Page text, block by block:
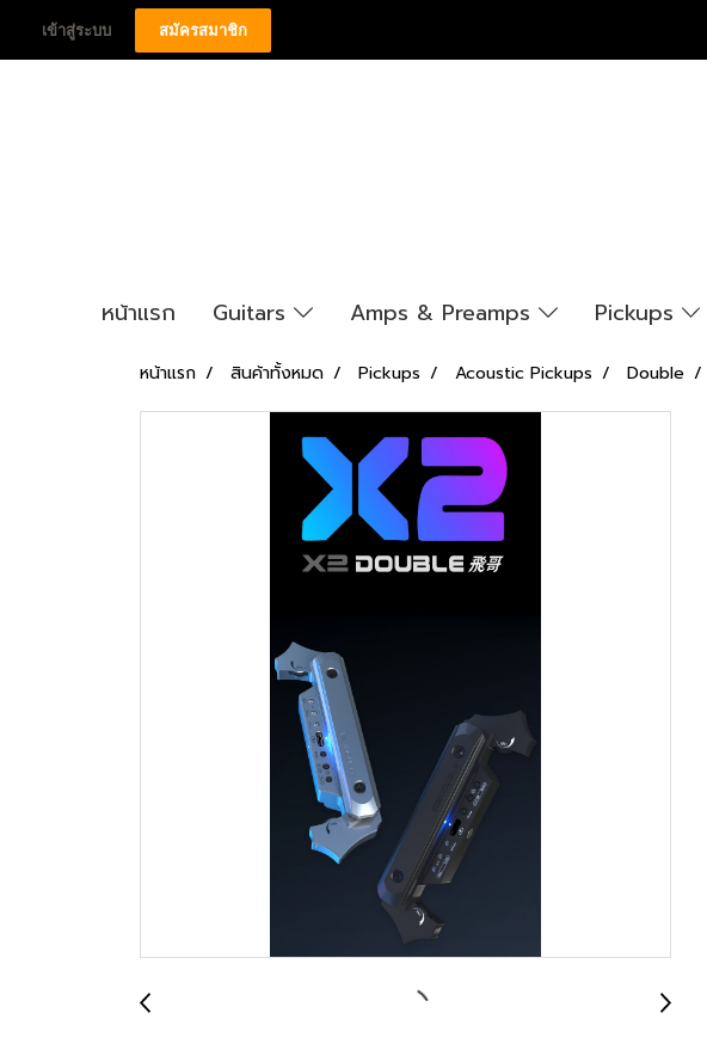
เข้าสู่ระบบ สมัครสมาชิก
หน้าแรก Guitars Amps & Preamps Pickups
หน้าแรก สินค้าทั้งหมด Pickups Acoustic Pickups Double